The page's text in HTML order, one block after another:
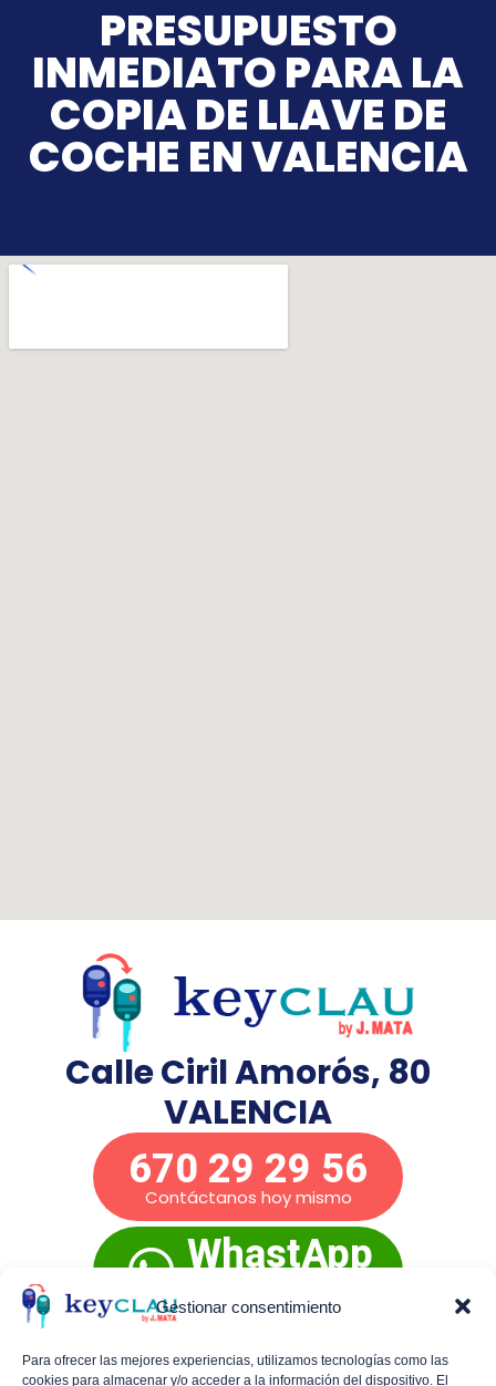
Gestionar consentimiento
Para ofrecer las mejores experiencias, utilizamos tecnologías como las
cookies para almacenar y/o acceder a la información del dispositivo. El
PRESUPUESTO
INMEDIATO PARA LA
COPIA DE LLAVE DE
COCHE EN VALENCIA
Calle Ciril Amorós, 80
VALENCIA
670 29 29 56
Contáctanos hoy mismo
WhastApp
inmediato